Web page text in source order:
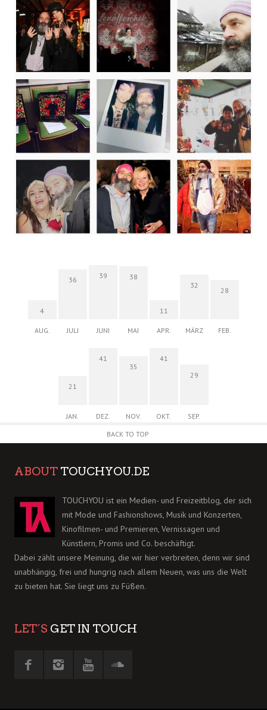
4
AUG.
36
JULI
39
JUNI
38
MAI
11
APR.
32
MÄRZ
28
FEB.
21
JAN.
41
DEZ.
35
NOV.
41
OKT.
29
SEP.
BACK TO TOP
ABOUT TOUCHYOU.DE
TOUCHYOU ist ein Medien- und Freizeitblog, der sich
mit Mode und Fashionshows, Musik und Konzerten,
Kinofilmen- und Premieren, Vernissagen und
Künstlern, Promis und Co. beschäftigt.
Dabei zählt unsere Meinung, die wir hier verbreiten, denn wir sind
unabhängig, frei und hungrig nach allem Neuen, was uns die Welt
zu bieten hat. Sie liegt uns zu Füßen.
LET´S GET IN TOUCH